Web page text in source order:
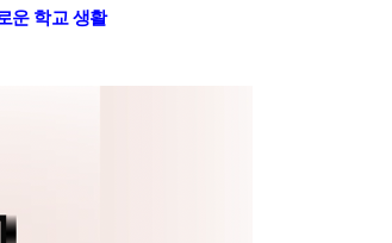
운 학교 생활